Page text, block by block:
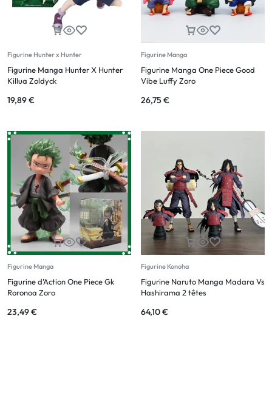
Figurine Hunter x Hunter
Figurine Manga Hunter X Hunter
Killua Zoldyck
19,89€
Figurine Manga
Figurine Manga One Piece Good
Vibe Luffy Zoro
26,75 €
Figurine Manga
Figurine d’Action One Piece Gk
Roronoa Zoro
23,49€
Figurine Konoha
Figurine Naruto Manga Madara Vs
Hashirama 2 têtes
64,10€